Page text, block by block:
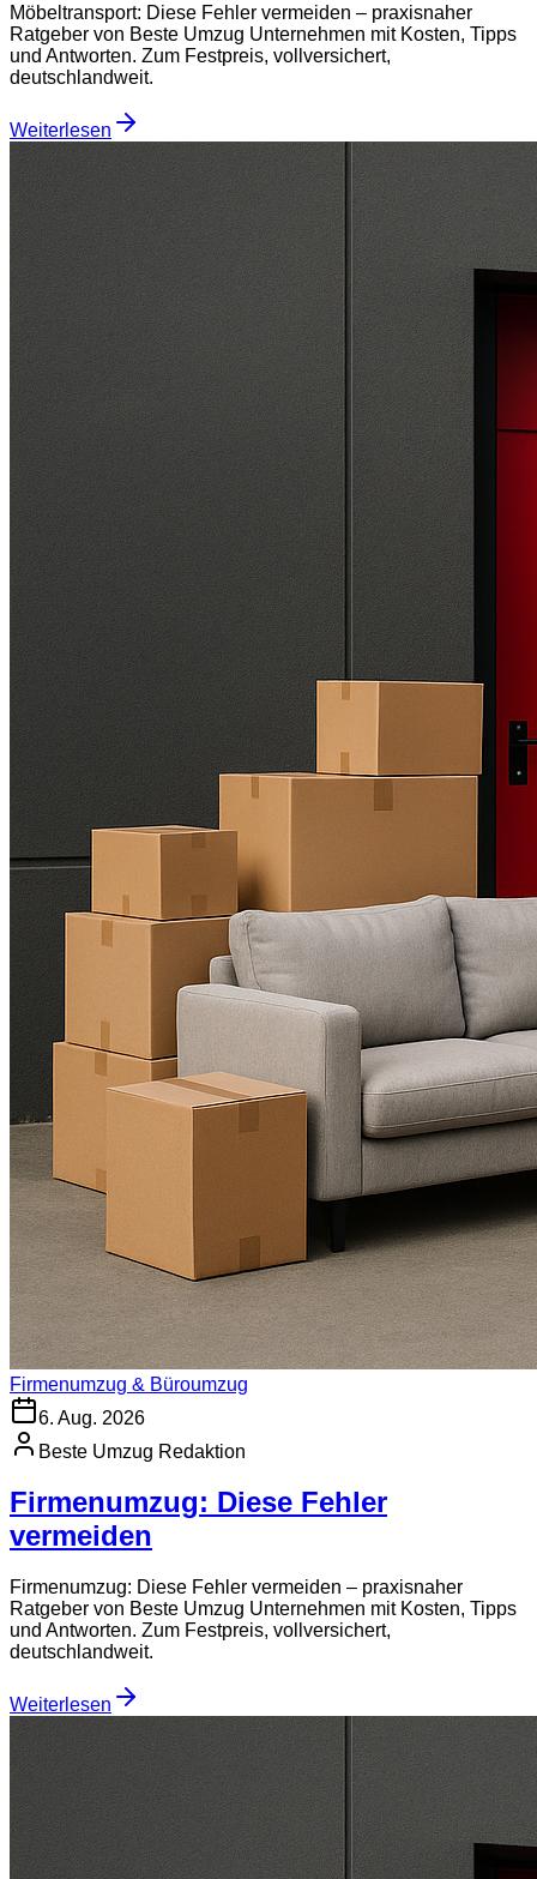
Möbeltransport: Diese Fehler vermeiden – praxisnaher
Ratgeber von Beste Umzug Unternehmen mit Kosten, Tipps
und Antworten. Zum Festpreis, vollversichert,
deutschlandweit.
Weiterlesen
Firmenumzug & Büroumzug
6. Aug. 2026
Beste Umzug Redaktion
Firmenumzug: Diese Fehler
vermeiden
Firmenumzug: Diese Fehler vermeiden – praxisnaher
Ratgeber von Beste Umzug Unternehmen mit Kosten, Tipps
und Antworten. Zum Festpreis, vollversichert,
deutschlandweit.
Weiterlesen